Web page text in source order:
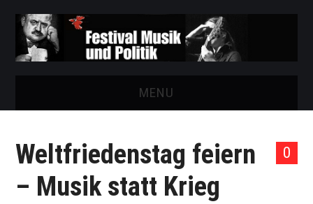
MENU
FESTIVAL
NEWS
0
Weltfriedenstag feiern
– Musik statt Krieg